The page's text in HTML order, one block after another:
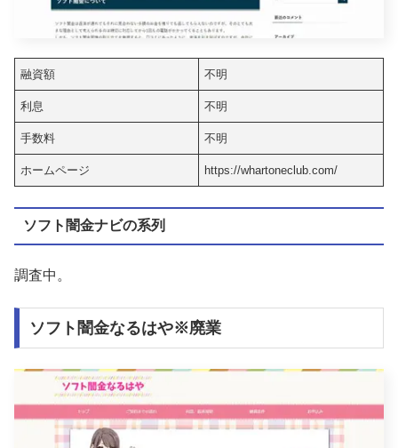
融資額 不明
利息 不明
手数料 不明
ホームページ https://whartoneclub.com/
ソフト闇金ナビの系列
調査中。
ソフト闇金なるはや※廃業